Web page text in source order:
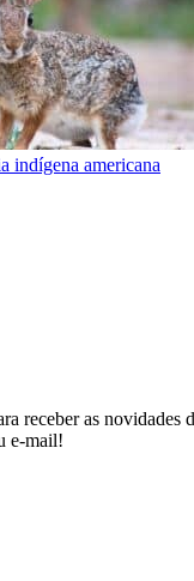
indígena americana
receber as novidades
e-mail!